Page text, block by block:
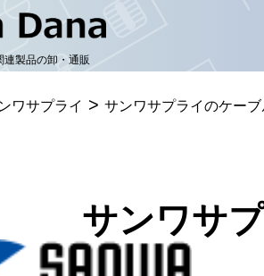
製品の卸・通販
ワサプライ > サンワサプライのケー
サンワサ